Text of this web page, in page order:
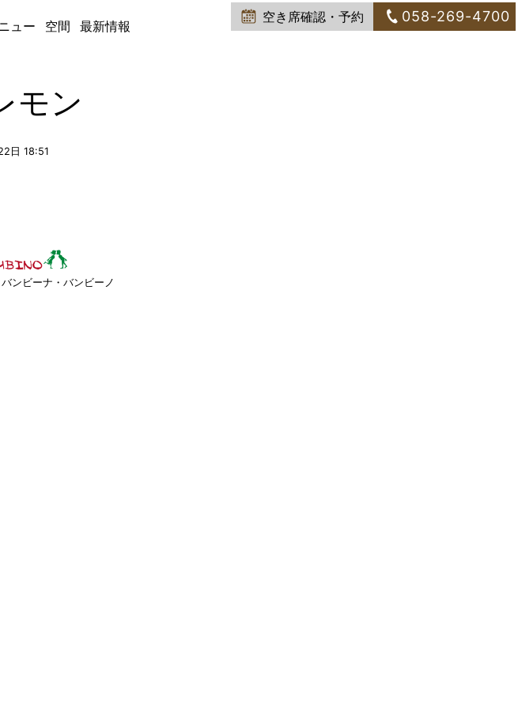
ュー 空間 最新情報
058-269-4700
空き席確認・予約
モン
日 18:51
ンビーナ・バンビーノ